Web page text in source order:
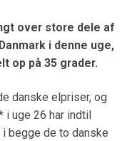
over store dele af
i denne uge,
op på 35 grader.
danske elpriser, og
uge 26 har indtil
begge de to danske